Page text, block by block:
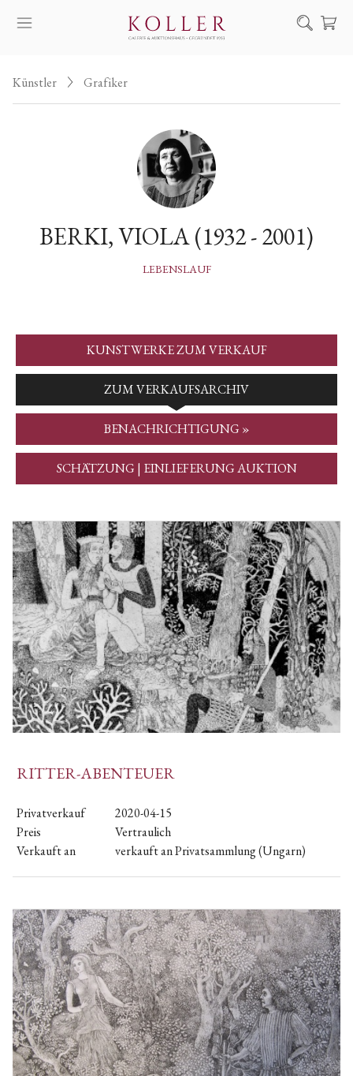
KUNSTWERKE
AUKTION
AUSSTELLUNGEN
NACHRICHTEN
ÜBER UNS | KONTAKT
Suche
Künstler Grafiker
BERKI, VIOLA (1932 - 2001)
LEBENSLAUF
KUNSTWERKE ZUM VERKAUF
ZUM VERKAUFSARCHIV
BENACHRICHTIGUNG »
SCHÄTZUNG | EINLIEFERUNG AUKTION
RITTER-ABENTEUER
Privatverkauf
2020-04-15
Preis
Vertraulich
Verkauft an
verkauft an Privatsammlung (Ungarn)